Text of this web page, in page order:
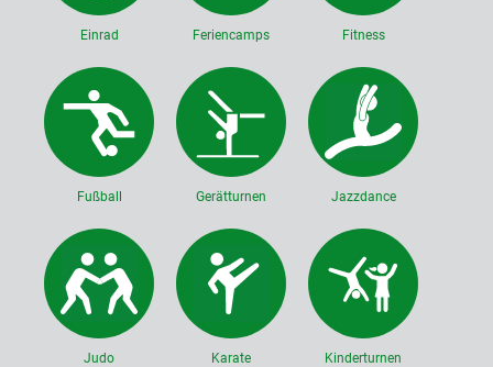
Einrad Feriencamps Fitness
Fußball Gerätturnen Jazzdance
Judo Karate Kinderturnen